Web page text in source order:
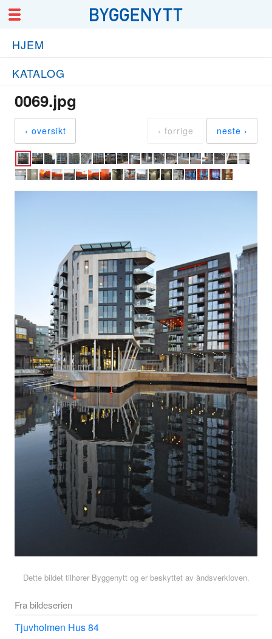
HJEM
KATALOG
0069.jpg
‹ oversikt ‹ forrige neste ›
Dette bildet tilhører Byggenytt og er beskyttet av åndsverkloven.
Fra bildeserien
Tjuvholmen Hus 84